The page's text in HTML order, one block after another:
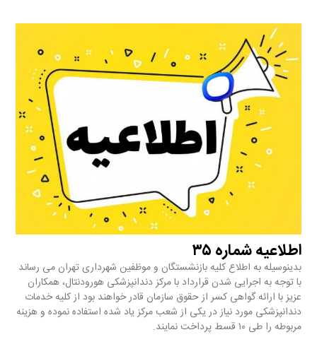
اطلاعیه شماره ۳۵
بدینوسیله به اطلاع کلیه بازنشستگان و موظفین شهرداری تهران می رساند
با توجه به اجرایی شدن قرارداد با مرکز دندانپزشکی هورودنتال، همکاران
عزیز با ارائه گواهی کسر از حقوق سازمان قادر خواهند بود از کلیه خدمات
دندانپزشکی مورد نیاز در یکی از شعب مرکز یاد شده استفاده نموده و هزینه
مربوطه را طی ۱۰ قسط پرداخت نمایند.